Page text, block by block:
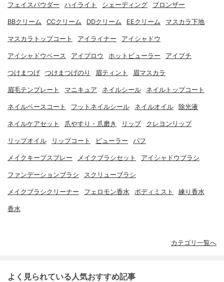
フェイスパウダー ハイライト シェーディング ブロンザー
BBクリーム CCクリーム DDクリーム EEクリーム マスカラ下地
マスカラトップコート アイライナー アイシャドウ
アイシャドウベース アイブロウ ホットビューラー アイプチ
つけまつげ つけまつげのり 眉ティント 眉マスカラ
眉毛テンプレート マニキュア ネイルシール ネイルトップコート
ネイルベースコート フットネイルシール ネイルオイル 除光液
ネイルケアセット 爪やすり・爪磨き リップ クレヨンリップ
リップオイル リップコート ビューラー パフ
メイクキープスプレー メイクブラシセット アイシャドウブラシ
ファンデーションブラシ スクリューブラシ
メイクブラシクリーナー フェロモン香水 ボディミスト 練り香水
香水
カテゴリ一覧へ
よく見られている人気おすすめ記事